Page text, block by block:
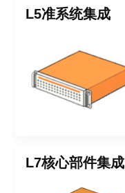
L5准系统集成
L7核心部件集成